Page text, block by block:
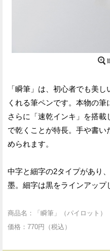
「瞬筆」は、初心者でも美
くれる筆ペンです。本物の筆
さらに「速乾インキ」を搭
で乾くことが特長。手や書
められます。
中字と細字の2タイプがあり
墨。細字は黒をラインアップ
商品名：「瞬筆」（パイロット）
価格：770円（税込）